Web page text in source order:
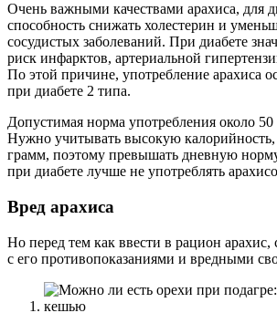
Очень важными качествами арахиса, для
способность снижать холестерин и
сосудистых заболеваний. При диабете
риск инфарктов, артериальной
По этой причине, употребление арахиса
при диабете 2 типа.
Допустимая норма употребления около
Нужно учитывать высокую калорийность,
грамм, поэтому превышать дневную
при диабете лучше не употреблять
Вред арахиса
Но перед тем как ввести в рацион арахис,
с его противопоказаниями и вредными